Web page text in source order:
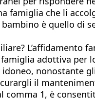
famiglia che li
è quello di
adottiva per
nonostante
il
1, è